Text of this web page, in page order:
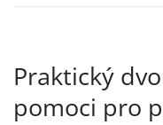
Praktický
pomoci pro